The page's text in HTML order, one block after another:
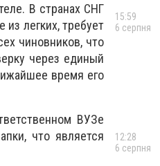
В странах СНГ
легких, требует
чиновников, что
через единый
время его
ВУЗе
что является
15:59
6 серпня
12:28
6 серпня